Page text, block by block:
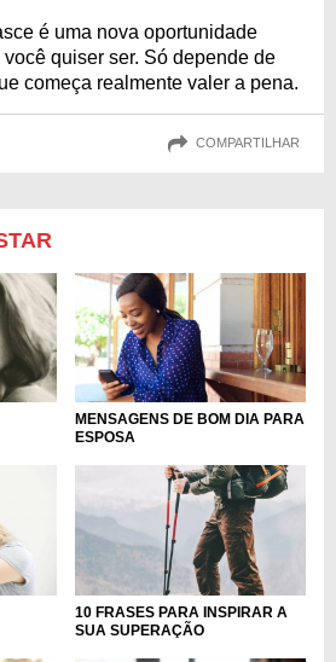
é uma nova oportunidade
quiser ser. Só depende de
começa realmente valer a pena.
COMPARTILHAR
MENSAGENS DE BOM DIA PARA
ESPOSA
10 FRASES PARA INSPIRAR A
SUA SUPERAÇÃO